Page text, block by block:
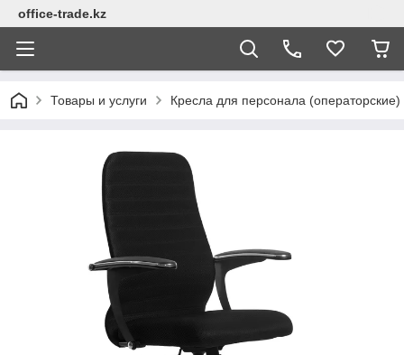
office-trade.kz
Товары и услуги Кресла для персонала (операторские)